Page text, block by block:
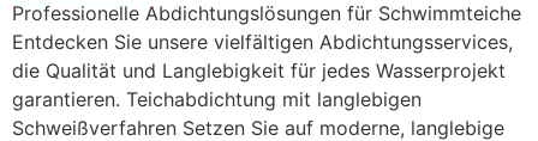
Professionelle Abdichtungslösungen für Schwimmteiche
Entdecken Sie unsere vielfältigen Abdichtungsservices,
die Qualität und Langlebigkeit für jedes Wasserprojekt
garantieren. Teichabdichtung mit langlebigen
Schweißverfahren Setzen Sie auf moderne, langlebige